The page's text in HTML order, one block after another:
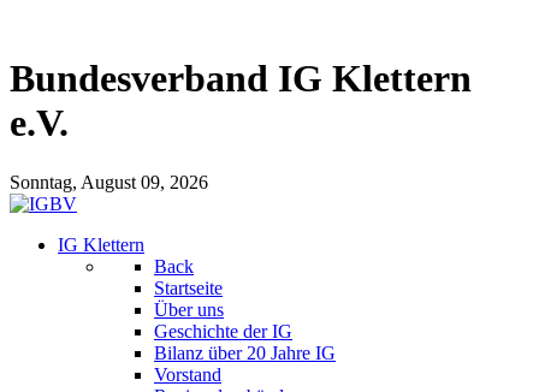
Bundesverband IG Klettern
e.V.
Sonntag, August 09, 2026
IG Klettern
Back
Startseite
Über uns
Geschichte der IG
Bilanz über 20 Jahre IG
Vorstand